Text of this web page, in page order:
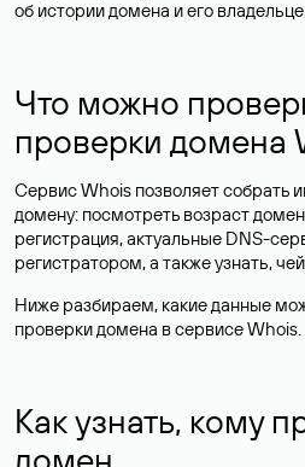
об истории домена и его
Что можно
проверки домена
Сервис Whois позволяет собрать
домену: посмотреть возраст
регистрация, актуальные DNS-
регистратором, а также узнать,
Ниже разбираем, какие данные
проверки домена в сервисе Whois.
Как узнать, кому